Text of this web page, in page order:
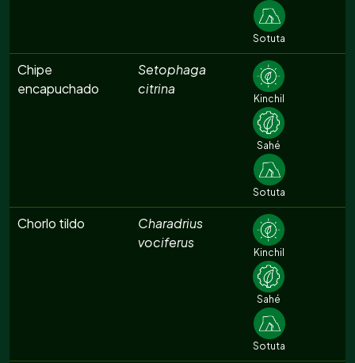
Sotuta
Chipe
encapuchado
Setophaga
citrina
Kinchil
Sahé
Sotuta
Chorlo tildo
Charadrius
vociferus
Kinchil
Sahé
Sotuta